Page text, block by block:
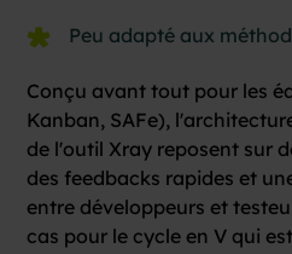
Peu adapté aux
Conçu avant tout pour les
Kanban, SAFe),
de l'outil Xray reposent sur
des feedbacks rapides et
entre développeurs et
cas pour le cycle en V qui